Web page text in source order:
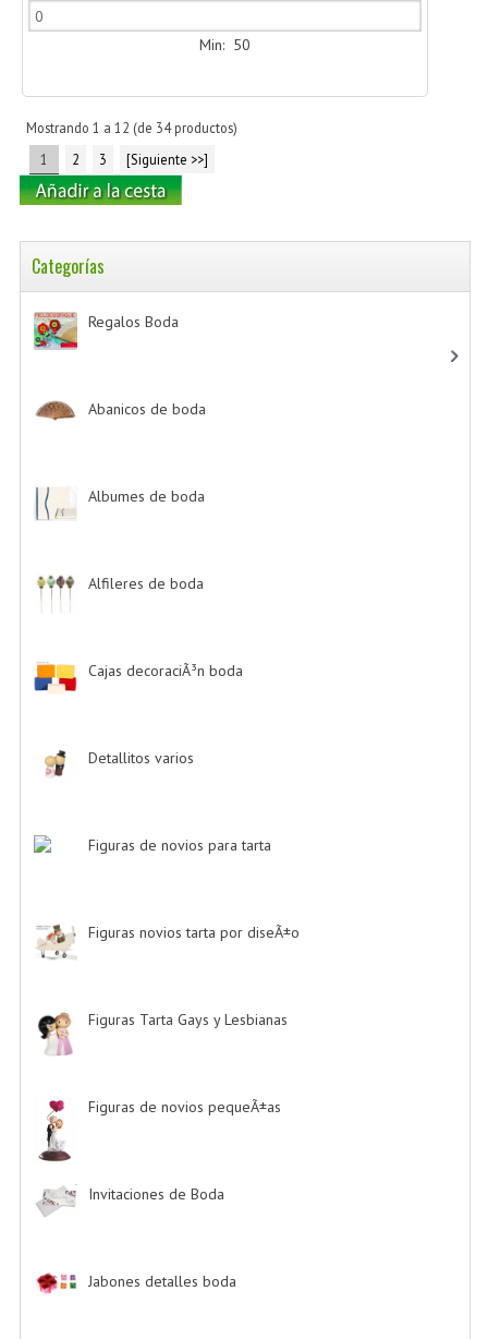
Min: 50
Mostrando1 a12 (de 34productos)
1
2 3 [Siguiente >>]
Categorías
Regalos Boda
Abanicos de boda
Albumes de boda
Alfileres de boda
Cajas decoraciÃ³n boda
Detallitos varios
Figuras de novios para tarta
Figuras novios tarta por diseÃ±o
Figuras Tarta Gays y Lesbianas
Figuras de novios pequeÃ±as
Invitaciones de Boda
Jabones detalles boda